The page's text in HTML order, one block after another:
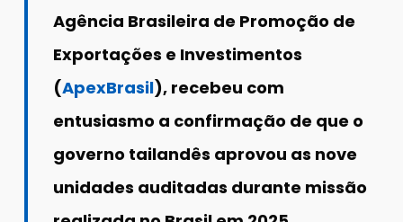
Agência Brasileira de Promoção de
Exportações e Investimentos
(ApexBrasil), recebeu com
entusiasmo a confirmação de que o
governo tailandês aprovou as nove
unidades auditadas durante missão